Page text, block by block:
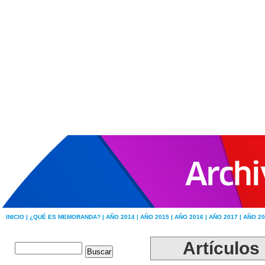
INICIO | ¿QUÉ ES MEMORANDA? | AÑO 2014 | AÑO 2015 | AÑO 2016 | AÑO 2017 | AÑO
Artículos